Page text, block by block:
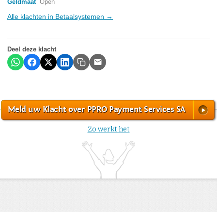
Geldmaat Open
Alle klachten in Betaalsystemen →
Deel deze klacht
Meld uw Klacht over PPRO Payment Services SA
Zo werkt het